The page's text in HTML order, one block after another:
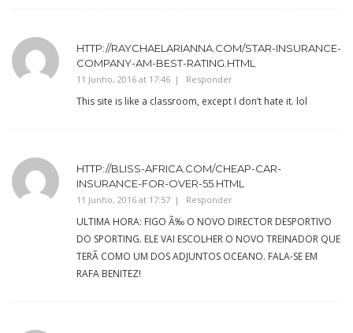
HTTP://RAYCHAELARIANNA.COM/STAR-INSURANCE-
COMPANY-AM-BEST-RATING.HTML
11 Junho, 2016 at 17:46 Responder
This site is like a classroom, except I don’t hate it. lol
HTTP://BLISS-AFRICA.COM/CHEAP-CAR-
INSURANCE-FOR-OVER-55.HTML
11 Junho, 2016 at 17:57 Responder
ULTIMA HORA: FIGO Ã‰ O NOVO DIRECTOR DESPORTIVO
DO SPORTING. ELE VAI ESCOLHER O NOVO TREINADOR QUE
TERÃ COMO UM DOS ADJUNTOS OCEANO. FALA-SE EM
RAFA BENITEZ!